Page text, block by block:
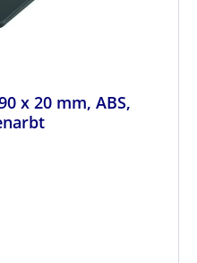
x 20 mm, ABS,